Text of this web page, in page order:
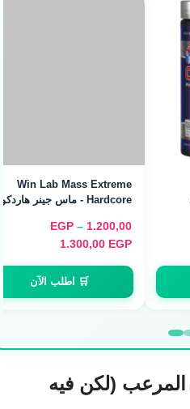
Win Lab Mass Extreme
Hardcore - ماس جينر هاردكور
(5.5kg / 16 Servings)
1.200,00
EGP
1.300,00
EGP